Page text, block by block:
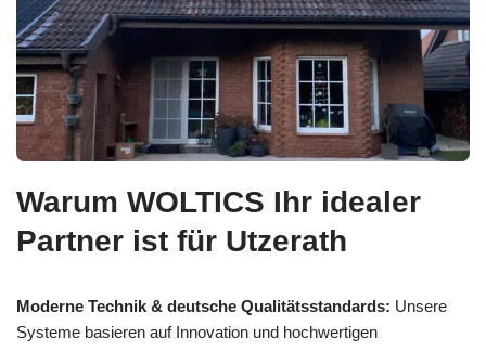
Warum WOLTICS Ihr idealer
Partner ist für Utzerath
Moderne Technik & deutsche Qualitätsstandards: Unsere
Systeme basieren auf Innovation und hochwertigen